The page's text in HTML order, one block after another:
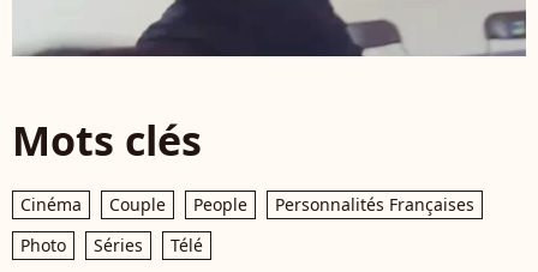
Mots clés
Cinéma Couple People
Personnalités Françaises
Photo
Séries Télé